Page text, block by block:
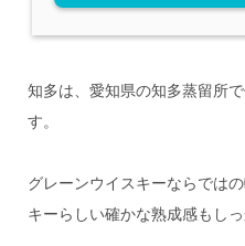
知多は、愛知県の知多蒸留所
す。
グレーンウイスキーならでは
キーらしい確かな熟成感もしっ